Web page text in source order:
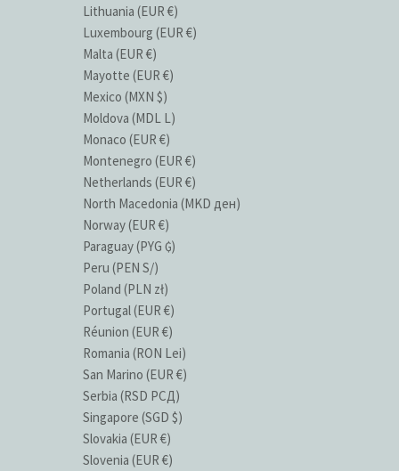
Lithuania (EUR €)
Luxembourg (EUR €)
Malta (EUR €)
Mayotte (EUR €)
Mexico (MXN $)
Moldova (MDL L)
Monaco (EUR €)
Montenegro (EUR €)
Netherlands (EUR €)
North Macedonia (MKD ден)
Norway (EUR €)
Paraguay (PYG ₲)
Peru (PEN S/)
Poland (PLN zł)
Portugal (EUR €)
Réunion (EUR €)
Romania (RON Lei)
San Marino (EUR €)
Serbia (RSD РСД)
Singapore (SGD $)
Slovakia (EUR €)
Slovenia (EUR €)